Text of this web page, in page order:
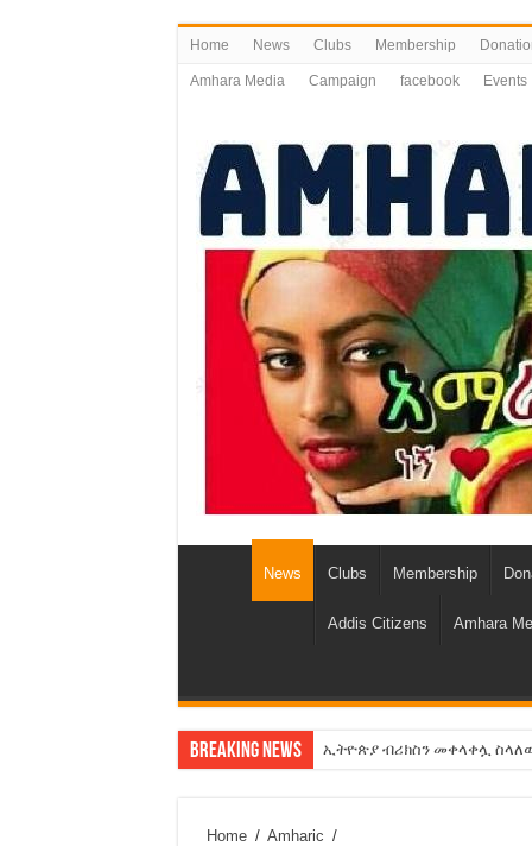
Home News Clubs Membership
Amhara Media Campaign facebook Events
News Clubs Membership
Addis Citizens Amhara
Breaking News ኢትዮጵያ ብሪክስን መቀላቀሏ ስላለው
የባንክና የጥቁር ገብያ ምንዛሬ እኩል
Home / Amharic /